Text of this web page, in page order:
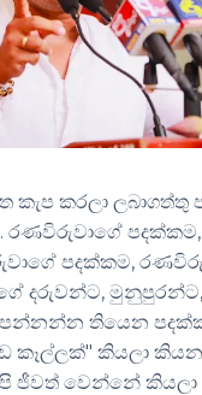
කරලා ලබාගත්තු
රණවිරුවාගේ
පදක්කම,
දරුවන්ට,
තියෙන
කියලා
ජීවත් වෙන්නේ